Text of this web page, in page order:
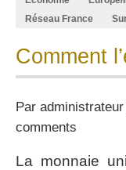
Réseau France
Comment
Par administrateur
comments
La monnaie